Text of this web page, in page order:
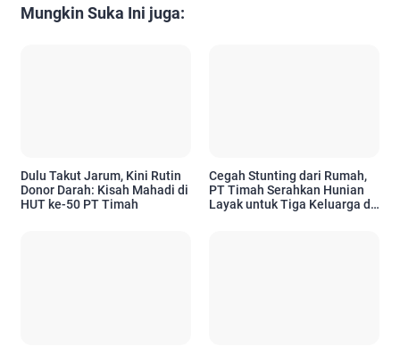
Mungkin Suka Ini juga:
Dulu Takut Jarum, Kini Rutin
Donor Darah: Kisah Mahadi di
HUT ke-50 PT Timah
Cegah Stunting dari Rumah,
PT Timah Serahkan Hunian
Layak untuk Tiga Keluarga di